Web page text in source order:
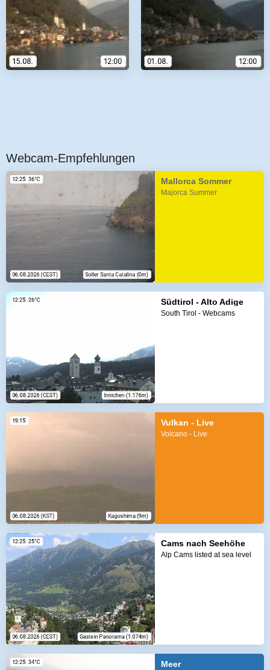
Webcam-Empfehlungen
Mallorca Sommer
Majorca Summer
Südtirol - Alto Adige
South Tirol - Webcams
Vulkan - Live
Volcano - Live
Cams nach Seehöhe
Alp Cams listed at sea level
Meer